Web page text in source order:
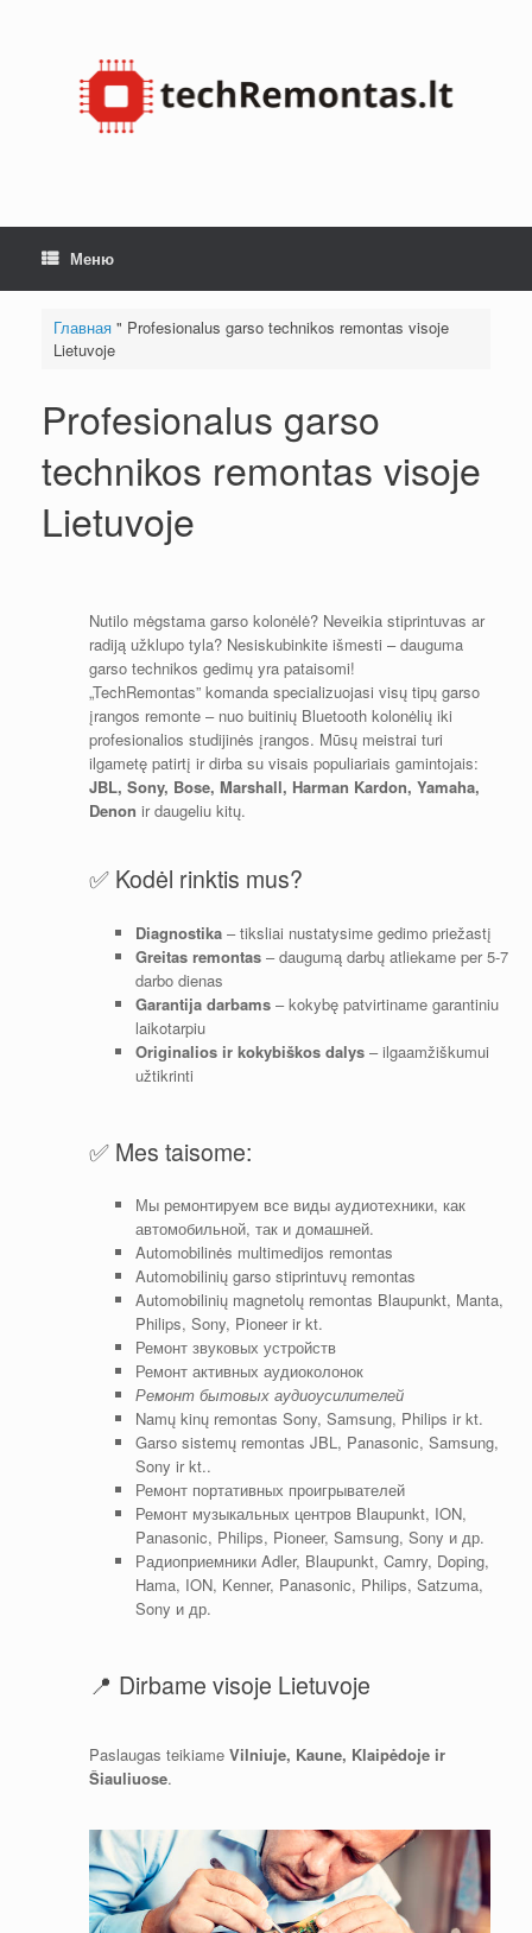
Меню
Главная" Profesionalus garso technikos remontas visoje
Lietuvoje
Profesionalus garso
technikos remontas visoje
Lietuvoje
Nutilo mėgstama garso kolonėlė? Neveikia stiprintuvas ar
radiją užklupo tyla? Nesiskubinkite išmesti – dauguma
garso technikos gedimų yra pataisomi!
„TechRemontas” komanda specializuojasi visų tipų garso
įrangos remonte – nuo buitinių Bluetooth kolonėlių iki
profesionalios studijinės įrangos. Mūsų meistrai turi
ilgametę patirtį ir dirba su visais populiariais gamintojais:
JBL, Sony, Bose, Marshall, Harman Kardon, Yamaha,
Denon ir daugeliu kitų.
✅ Kodėl rinktis mus?
Diagnostika– tiksliai nustatysime gedimo priežastį
Greitas remontas– daugumą darbų atliekame per 5-7
darbo dienas
Garantija darbams– kokybę patvirtiname garantiniu
laikotarpiu
Originalios ir kokybiškos dalys– ilgaamžiškumui
užtikrinti
✅ Mes taisome:
Мы ремонтируем все виды аудиотехники, как
автомобильной, так и домашней.
Automobilinės multimedijos remontas
Automobilinių garso stiprintuvų remontas
Automobilinių magnetolų remontas Blaupunkt, Manta,
Philips, Sony, Pioneer ir kt.
Ремонт звуковых устройств
Ремонт активных аудиоколонок
Ремонт бытовых аудиоусилителей
Namų kinų remontas Sony, Samsung, Philips ir kt.
Garso sistemų remontas JBL, Panasonic, Samsung,
Sony ir kt..
Ремонт портативных проигрывателей
Ремонт музыкальных центров Blaupunkt, ION,
Panasonic, Philips, Pioneer, Samsung, Sony и др.
Радиоприемники Adler, Blaupunkt, Camry, Doping,
Hama, ION, Kenner, Panasonic, Philips, Satzuma,
Sony и др.
📍 Dirbame visoje Lietuvoje
Paslaugas teikiame Vilniuje, Kaune, Klaipėdoje ir
Šiauliuose.